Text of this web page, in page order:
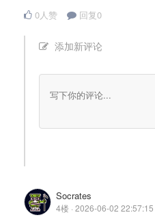
0人赞 回复0
添加新评论
Socrates
4楼 · 2026-06-02 22:57:15